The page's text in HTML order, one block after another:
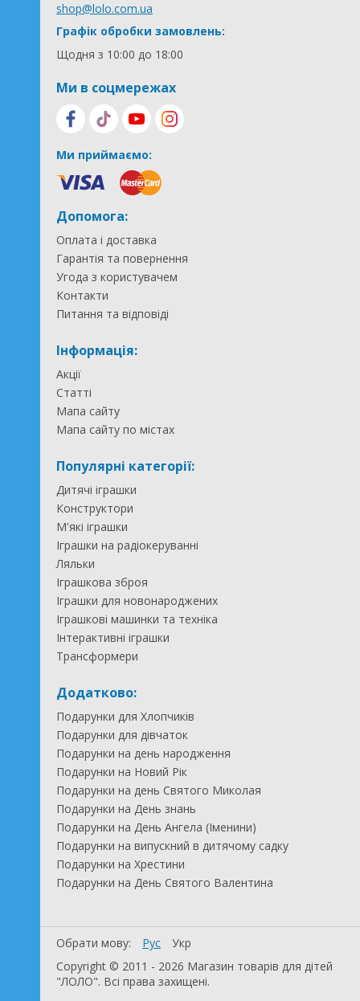
shop@lolo.com.ua
Графік обробки замовлень:
Щодня з 10:00 до 18:00
Ми в соцмережах
Ми приймаємо:
Допомога:
Оплата і доставка
Гарантія та повернення
Угода з користувачем
Контакти
Питання та відповіді
Інформація:
Акції
Статті
Мапа сайту
Мапа сайту по містах
Популярні категорії:
Дитячі іграшки
Конструктори
М'які іграшки
Іграшки на радіокеруванні
Ляльки
Іграшкова зброя
Іграшки для новонароджених
Іграшкові машинки та техніка
Інтерактивні іграшки
Трансформери
Додатково:
Подарунки для Хлопчиків
Подарунки для дівчаток
Подарунки на день народження
Подарунки на Новий Рік
Подарунки на день Святого Миколая
Подарунки на День знань
Подарунки на День Ангела (Іменини)
Подарунки на випускний в дитячому садку
Подарунки на Хрестини
Подарунки на День Святого Валентина
Обрати мову: Рус
Укр
Copyright © 2011 - 2026 Магазин товарів для дітей
"ЛОЛО". Всі права захищені.